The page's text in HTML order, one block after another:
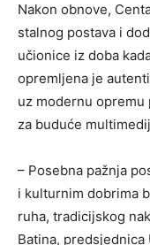
Nakon obnove,
stalnog postava i
učionice iz doba
opremljena je
uz modernu
za buduće
– Posebna pažnja
i kulturnim dobrima
ruha, tradicijskog
Batina, predsjednica